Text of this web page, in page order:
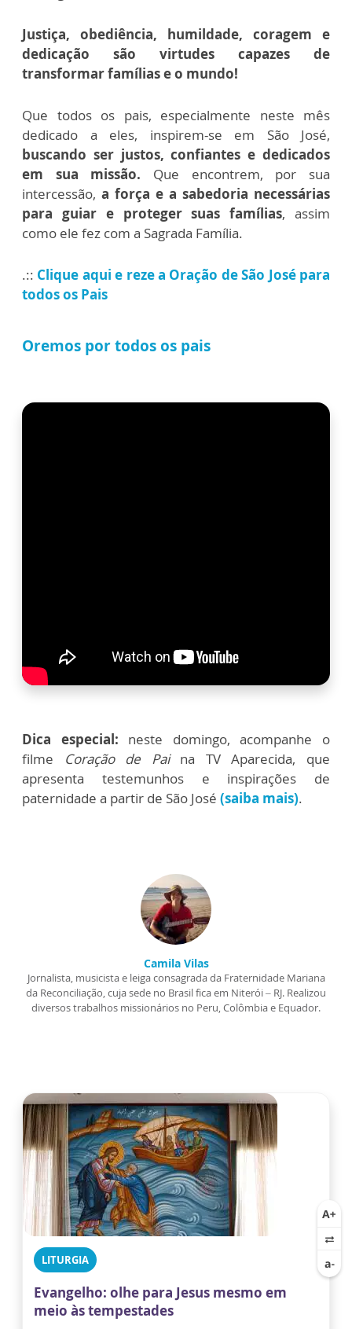
Justiça, obediência, humildade, coragem e
dedicação são virtudes capazes de
transformar famílias e o mundo!
Que todos os pais, especialmente neste mês
dedicado a eles, inspirem-se em São José,
buscando ser justos, confiantes e dedicados
em sua missão. Que encontrem, por sua
intercessão, a força e a sabedoria necessárias
para guiar e proteger suas famílias, assim
como ele fez com a Sagrada Família.
.:: Clique aqui e reze a Oração de São José para
todos os Pais
Oremos por todos os pais
Dica especial: neste domingo, acompanhe o
filme
Coração de Paina TV Aparecida, que
apresenta testemunhos e inspirações de
paternidade a partir de São José (saiba mais).
Camila Vilas
Jornalista, musicista e leiga consagrada da Fraternidade Mariana
da Reconciliação, cuja sede no Brasil fica em Niterói – RJ. Realizou
diversos trabalhos missionários no Peru, Colômbia e Equador.
LITURGIA
Evangelho: olhe para Jesus mesmo em
meio às tempestades